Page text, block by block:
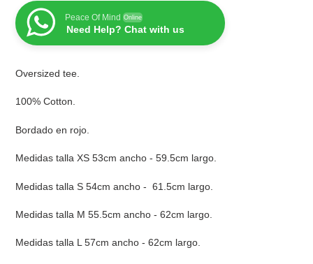
Peace Of Mind Online
Need Help? Chat with us
el
tu
Oversized tee.
100% Cotton.
Bordado en rojo.
Medidas talla XS 53cm ancho - 59.5cm largo.
Medidas talla S 54cm ancho - 61.5cm largo.
Medidas talla M 55.5cm ancho - 62cm largo.
Medidas talla L 57cm ancho - 62cm largo.